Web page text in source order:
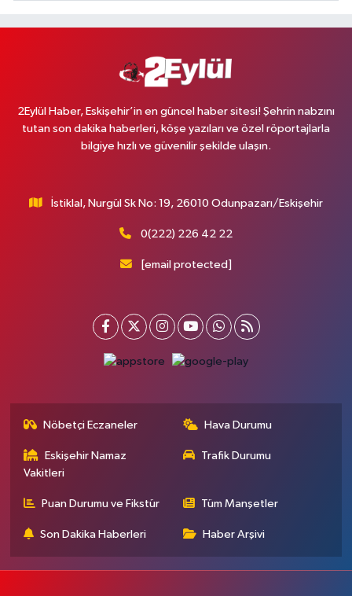
2Eylül Haber, Eskişehir’in en güncel haber sitesi! Şehrin nabzını
tutan son dakika haberleri, köşe yazıları ve özel röportajlarla
bilgiye hızlı ve güvenilir şekilde ulaşın.
İstiklal, Nurgül Sk No: 19, 26010 Odunpazarı/Eskişehir
0(222) 226 42 22
[email protected]
Nöbetçi Eczaneler Hava Durumu
Eskişehir Namaz
Vakitleri
Trafik Durumu
Puan Durumu ve Fikstür Tüm Manşetler
Son Dakika Haberleri Haber Arşivi